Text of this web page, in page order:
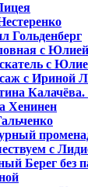
Гольденберг
с
с
с Ириной
Хенинен
с
Берег без